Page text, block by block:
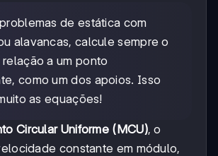
de estática com
alavancas, calcule sempre o
a um ponto
como um dos apoios. Isso
as equações!
Circular Uniforme (MCU), o
constante em módulo,